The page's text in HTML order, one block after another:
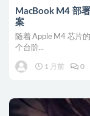
MacBook M4 部
案
随着 Apple M4 芯片
个台阶...
1 月前 0